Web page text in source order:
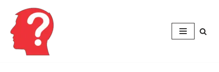
Перейти
содержимому